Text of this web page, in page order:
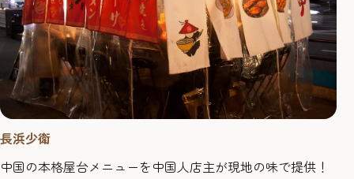
長浜少衛
中国の本格屋台メニューを中国人店主が現地の味で提供！